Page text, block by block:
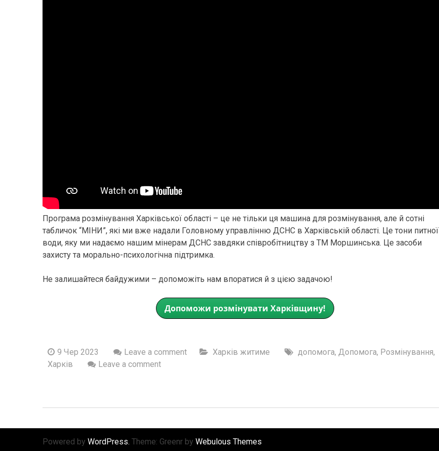
Програма розмінування Харківської області – це не тільки ця машина для розмінування, але й сотні
табличок “МІНИ”, які ми вже надали Головному управлінню ДСНС в Харківській області. Це тони питної
води, яку ми надаємо нашим мінерам ДСНС завдяки співробітництву з ТМ Моршинська. Це засоби
захисту та морально-психологічна підтримка.
Не залишайтеся байдужими – допоможіть нам впоратися й з цією задачою!
Допоможи розмінувати Харківщину!
9 Чер 2023 Leave a comment Харків житиме допомога, Допомога, Розмінування,
Харків
Leave a comment
Powered by WordPress. Theme: Greenr by Webulous Themes